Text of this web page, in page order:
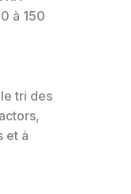
à 150
tri des
et à